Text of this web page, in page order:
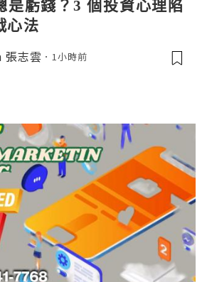
是虧錢？3 個投資心理陷
心法
張志雲 1小時前